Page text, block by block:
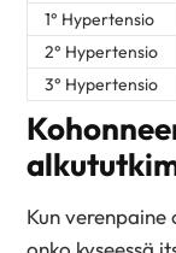
1° Hypertensio
2° Hypertensio
3° Hypertensio
Kun